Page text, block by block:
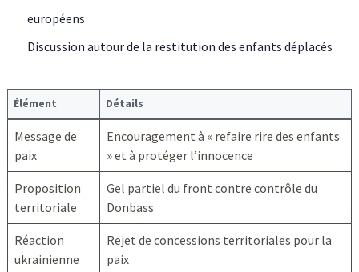
européens
Discussion autour de la restitution des enfants déplacés
Élément Détails
Message de
paix
Encouragement à « refaire rire des enfants
» et à protéger l’innocence
Proposition
territoriale
Gel partiel du front contre contrôle du
Donbass
Réaction
ukrainienne
Rejet de concessions territoriales pour la
paix